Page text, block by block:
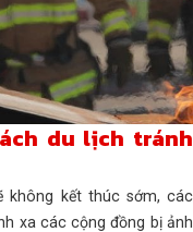
du lịch tránh
không kết thúc sớm, các
xa các cộng đồng bị ảnh